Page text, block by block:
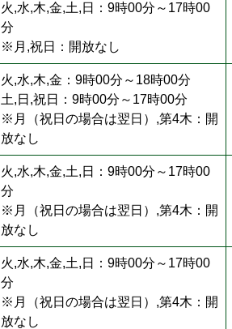
火,水,木,金,土,日：9時00分～17時00
分
※月,祝日：開放なし
火,水,木,金：9時00分～18時00分
土,日,祝日：9時00分～17時00分
※月（祝日の場合は翌日）,第4木：開
放なし
火,水,木,金,土,日：9時00分～17時00
分
※月（祝日の場合は翌日）,第4木：開
放なし
火,水,木,金,土,日：9時00分～17時00
分
※月（祝日の場合は翌日）,第4木：開
放なし